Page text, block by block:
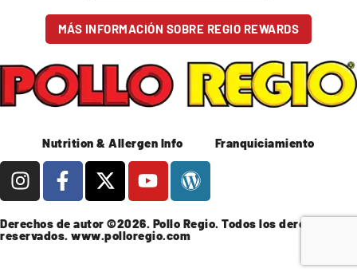
MÁS INFORMACIÓN SOBRE REGIO REWARDS
Nutrition & Allergen Info Franquiciamiento
Derechos de autor ©2026. Pollo Regio. Todos los derechos
reservados. www.polloregio.com